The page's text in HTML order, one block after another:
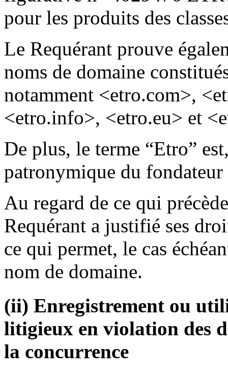
pour les produits des
Le Requérant prouve
noms de domaine
notamment <etro.com>,
<etro.info>, <etro.eu> et
De plus, le terme “Etro”
patronymique du
Au regard de ce qui
Requérant a justifié ses
ce qui permet, le cas
nom de domaine.
(ii) Enregistrement ou
litigieux en violation des
la concurrence